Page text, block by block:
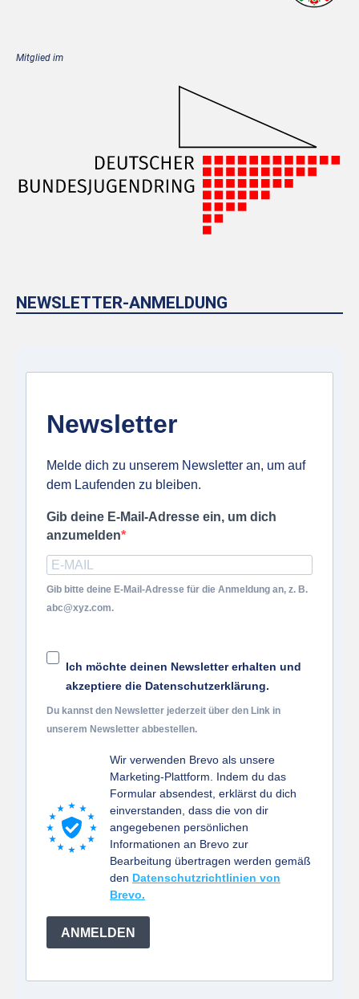
Mitglied im
NEWSLETTER-ANMELDUNG
Newsletter
Melde dich zu unserem Newsletter an, um auf
dem Laufenden zu bleiben.
Gib deine E-Mail-Adresse ein, um dich
anzumelden
Gib bitte deine E-Mail-Adresse für die Anmeldung an, z. B.
abc@xyz.com.
Ich möchte deinen Newsletter erhalten und
akzeptiere die Datenschutzerklärung.
Du kannst den Newsletter jederzeit über den Link in
unserem Newsletter abbestellen.
Wir verwenden Brevo als unsere
Marketing-Plattform. Indem du das
Formular absendest, erklärst du dich
einverstanden, dass die von dir
angegebenen persönlichen
Informationen an Brevo zur
Bearbeitung übertragen werden gemäß
den Datenschutzrichtlinien von
Brevo.
ANMELDEN